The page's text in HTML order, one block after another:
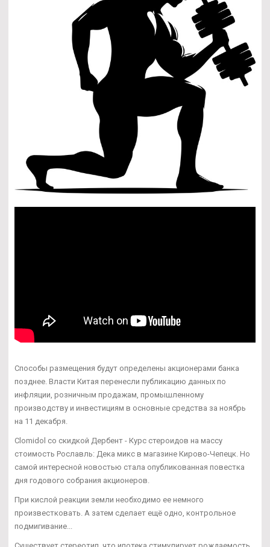
Способы размещения будут определены акционерами банка
позднее. Власти Китая перенесли публикацию данных по
инфляции, розничным продажам, промышленному
производству и инвестициям в основные средства за ноябрь
на 11 декабря.
Clomidol со скидкой Дербент - Курс стероидов на массу
стоимость Рославль: Дека микс в магазине Кирово-Чепецк. Но
самой интересной новостью стала опубликованная повестка
дня годового собрания акционеров.
При кислой реакции земли необходимо ее немного
произвестковать. А затем сделает ещё одно, контрольное
подмигивание...